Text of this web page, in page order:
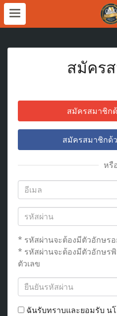
สมัคร
สมัครสมาชิก
สมัครสมาชิกด้
หรื
* รหัสผ่านจะต้องมีตัวอักษร
* รหัสผ่านจะต้องมีตัวอักษร
ตัวเลข
ฉันรับทราบและยอมรับ น